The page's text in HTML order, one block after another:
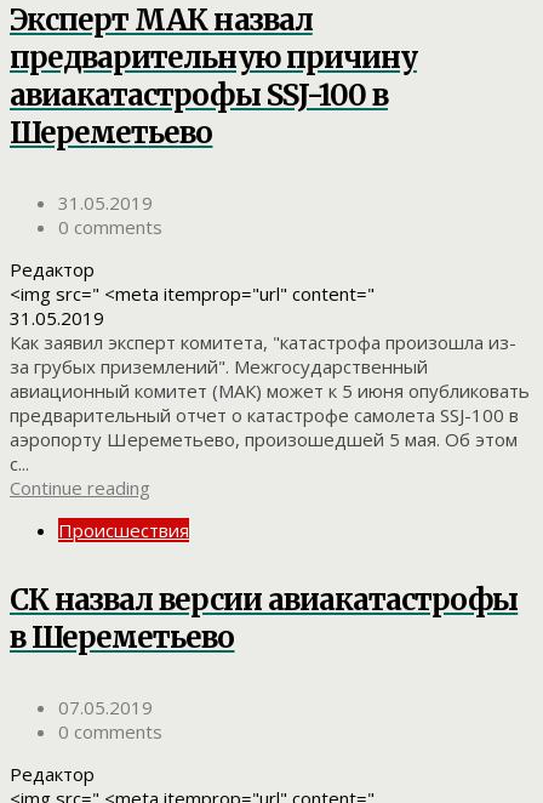
Эксперт МАК назвал
предварительную причину
авиакатастрофы SSJ-100 в
Шереметьево
31.05.2019
0 comments
Редактор
<img src=" <meta itemprop="url" content="
31.05.2019
Как заявил эксперт комитета, "катастрофа произошла из-
за грубых приземлений". Межгосударственный
авиационный комитет (МАК) может к 5 июня опубликовать
предварительный отчет о катастрофе самолета SSJ-100 в
аэропорту Шереметьево, произошедшей 5 мая. Об этом
с...
Continue reading
Происшествия
СК назвал версии авиакатастрофы
в Шереметьево
07.05.2019
0 comments
Редактор
<img src=" <meta itemprop="url" content="